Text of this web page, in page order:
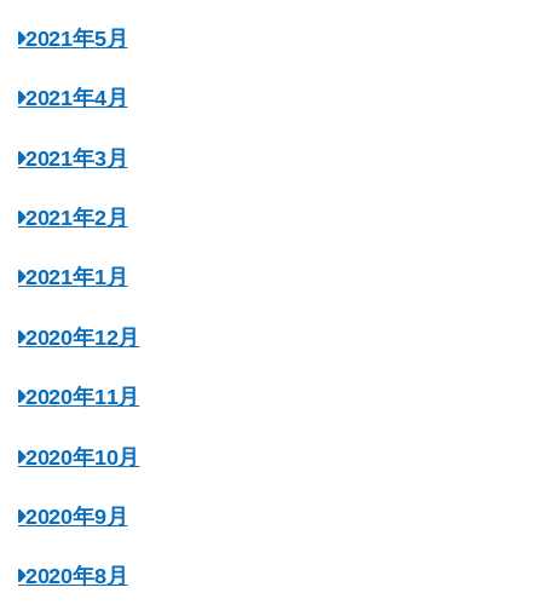
2021年5月
2021年4月
2021年3月
2021年2月
2021年1月
2020年12月
2020年11月
2020年10月
2020年9月
2020年8月